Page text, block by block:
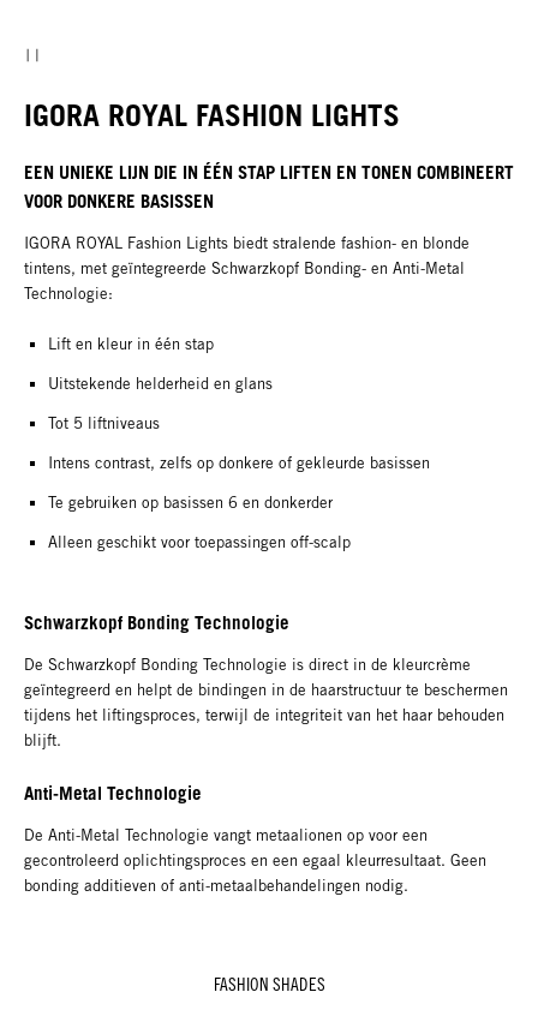
IGORA ROYAL FASHION LIGHTS
EEN UNIEKE LIJN DIE IN ÉÉN STAP LIFTEN EN TONEN COMBINEERT
VOOR DONKERE BASISSEN
IGORA ROYAL Fashion Lights biedt stralende fashion- en blonde
tintens, met geïntegreerde Schwarzkopf Bonding- en Anti-Metal
Technologie:
Lift en kleur in één stap
Uitstekende helderheid en glans
Tot 5 liftniveaus
Intens contrast, zelfs op donkere of gekleurde basissen
Te gebruiken op basissen 6 en donkerder
Alleen geschikt voor toepassingen off-scalp
Schwarzkopf Bonding Technologie
De Schwarzkopf Bonding Technologie is direct in de kleurcrème
geïntegreerd en helpt de bindingen in de haarstructuur te beschermen
tijdens het liftingsproces, terwijl de integriteit van het haar behouden
blijft.
Anti-Metal Technologie
De Anti-Metal Technologie vangt metaalionen op voor een
gecontroleerd oplichtingsproces en een egaal kleurresultaat. Geen
bonding additieven of anti-metaalbehandelingen nodig.
FASHION SHADES